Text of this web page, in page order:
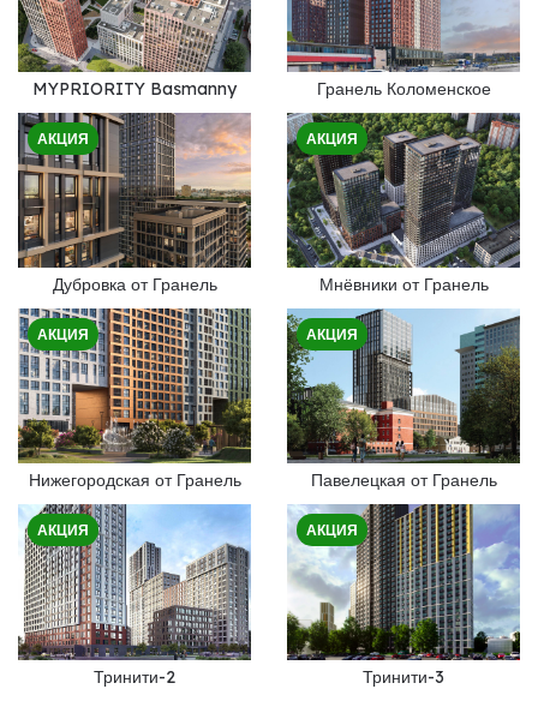
MYPRIORITY Basmanny Гранель Коломенское
АКЦИЯ
Дубровка от Гранель
АКЦИЯ
Мнёвники от Гранель
АКЦИЯ
Нижегородская от Гранель
АКЦИЯ
Павелецкая от Гранель
АКЦИЯ
Тринити-2
АКЦИЯ
Тринити-3